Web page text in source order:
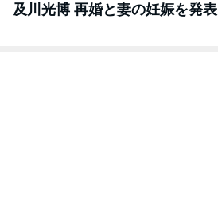
及川光博 再婚と妻の妊娠を発表